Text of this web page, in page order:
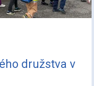
družstva v